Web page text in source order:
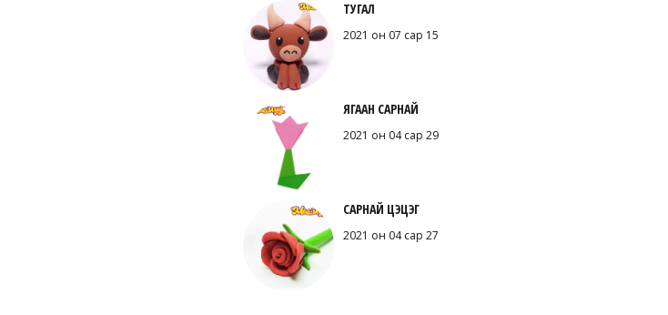
ТУГАЛ
2021 он 07 сар 15
ЯГААН САРНАЙ
2021 он 04 сар 29
САРНАЙ ЦЭЦЭГ
2021 он 04 сар 27